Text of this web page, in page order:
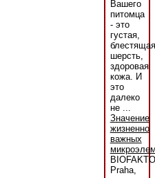
Вашего
питомца
- это
густая,
блестящая
шерсть,
здоровая
кожа. И
это
далеко
не ...
Значение
жизненно
важных
Praha,